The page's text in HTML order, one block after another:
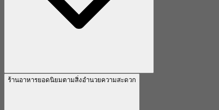
ร้านอาหารยอดนิยมตามสิ่งอำนวยความสะดวก